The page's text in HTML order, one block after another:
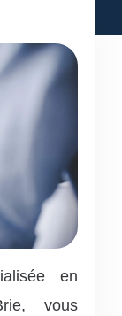
en
vous